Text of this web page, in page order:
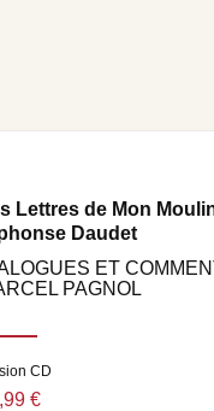
Lettres de Mon
Daudet
ET
PAGNOL
CD
€